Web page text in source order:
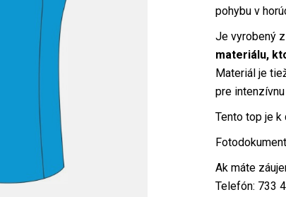
pohybu v
Je vyrobený
materiálu,
Materiál je
pre
Tento top je
Ak máte
Telefón: 733